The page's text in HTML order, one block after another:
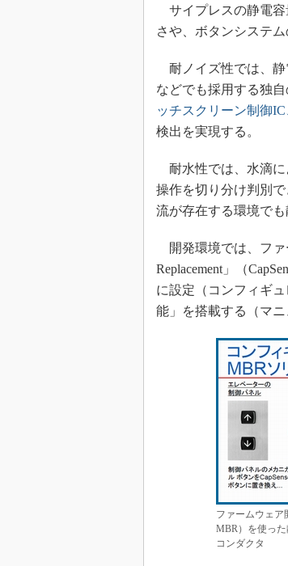
サイプレスの静電容
さや、ボタンシステ
耐ノイズ性では、静
などでも採用する独
ッチスクリーン制御
検出を実現する。
耐水性では、水滴に
操作を切り分け判別
流が存在する環境で
開発環境では、ファ
Replacement」（
に設定（コンフィギ
能」を搭載する（マ
ファームウェア
MBR）を使っ
コンダクタ